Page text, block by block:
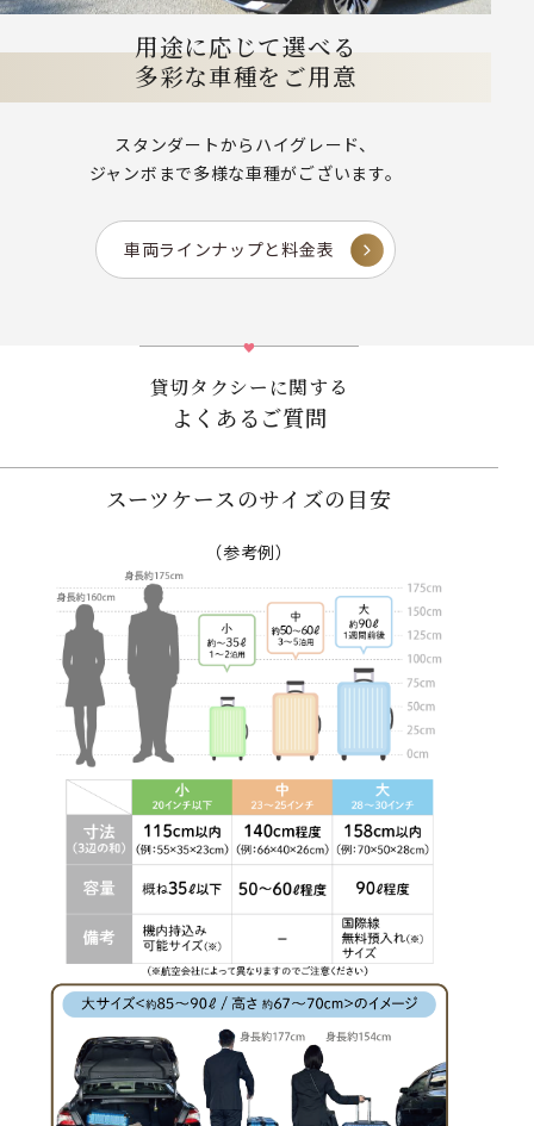
用途に応じて選べる
多彩な車種をご用意
スタンダートからハイグレード、
ジャンボまで多様な車種がございます。
車両ラインナップと料金表
貸切タクシーに関する
よくあるご質問
スーツケースのサイズの目安
（参考例）